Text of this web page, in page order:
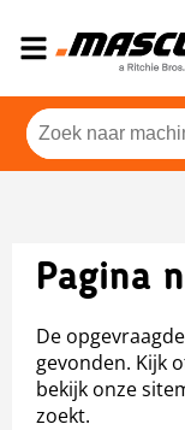
Pagina
De
gevonden. Kijk
bekijk onze
zoekt.